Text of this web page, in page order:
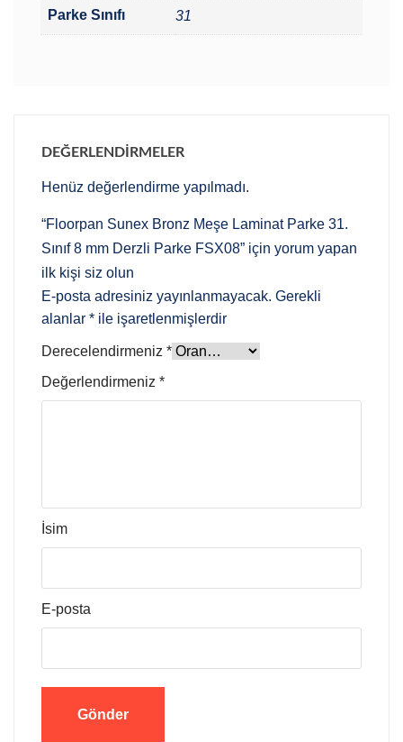
Parke Sınıfı 31
DEĞERLENDIRMELER
Henüz değerlendirme yapılmadı.
“Floorpan Sunex Bronz Meşe Laminat Parke 31.
Sınıf 8 mm Derzli Parke FSX08” için yorum yapan
ilk kişi siz olun
E-posta adresiniz yayınlanmayacak. Gerekli
alanlar * ile işaretlenmişlerdir
Derecelendirmeniz *
Değerlendirmeniz *
İsim
E-posta